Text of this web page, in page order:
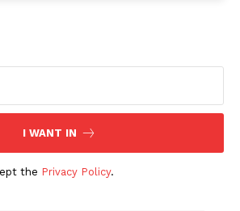
I WANT IN
the Privacy Policy.